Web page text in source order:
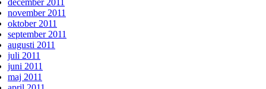
november 2011
oktober 2011
september 2011
augusti 2011
juli 2011
juni 2011
maj 2011